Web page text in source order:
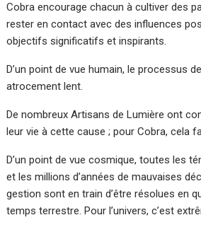
Cobra encourage chacun à cultiver des
rester en contact avec des influences
objectifs significatifs et inspirants.
D’un point de vue humain, le processus
atrocement lent.
De nombreux Artisans de Lumière ont
leur vie à cette cause ; pour Cobra, cela
D’un point de vue cosmique, toutes les
et les millions d’années de mauvaises
gestion sont en train d’être résolues en
temps terrestre. Pour l’univers, c’est